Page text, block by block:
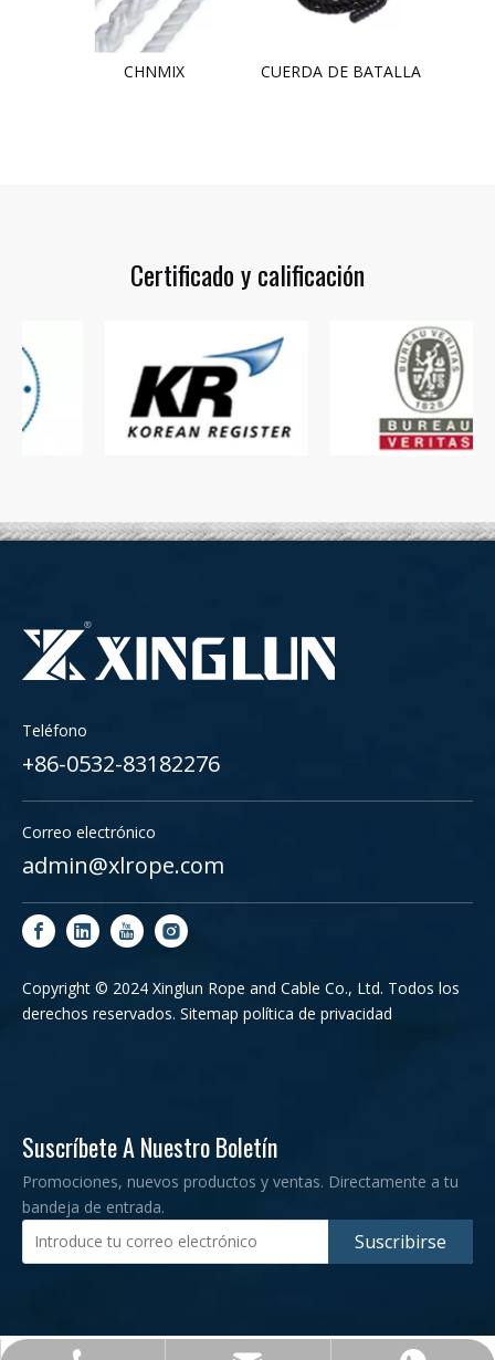
CHNMIX CUERDA DE BATALLA
Certificado y calificación
Teléfono
+86-0532-83182276
Correo electrónico
admin@xlrope.com
Copyright © 2024 Xinglun Rope and Cable Co., Ltd. Todos los
derechos reservados. Sitemap política de privacidad
Suscríbete A Nuestro Boletín
Promociones, nuevos productos y ventas. Directamente a tu
bandeja de entrada.
Suscribirse